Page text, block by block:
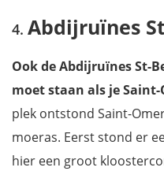
Abdijruïnes
Ook de Abdijruïnes St-
moet staan als je
plek ontstond Saint-
moeras. Eerst stond er
hier een groot